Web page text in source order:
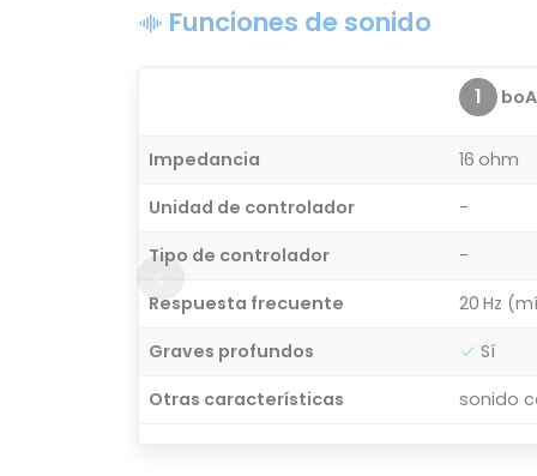
Funciones de sonido
1
Impedancia 16 ohm
Unidad de controlador
-
Tipo de controlador
-
Respuesta frecuente
20 Hz
Graves profundos
Sí
Otras características
sonido